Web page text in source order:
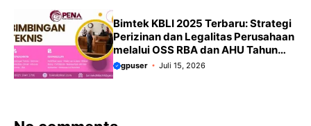
Bimtek KBLI 2025 Terbaru: Strategi
Perizinan dan Legalitas Perusahaan
melalui OSS RBA dan AHU Tahun
2026 Panduan Terbaru
gpuser Juli 15, 2026